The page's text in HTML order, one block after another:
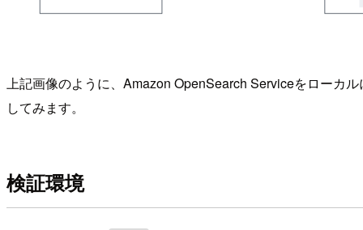
上記画像のように、Amazon OpenSearch Serviceをローカ
してみます。
検証環境